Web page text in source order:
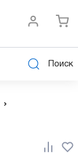
Поиск